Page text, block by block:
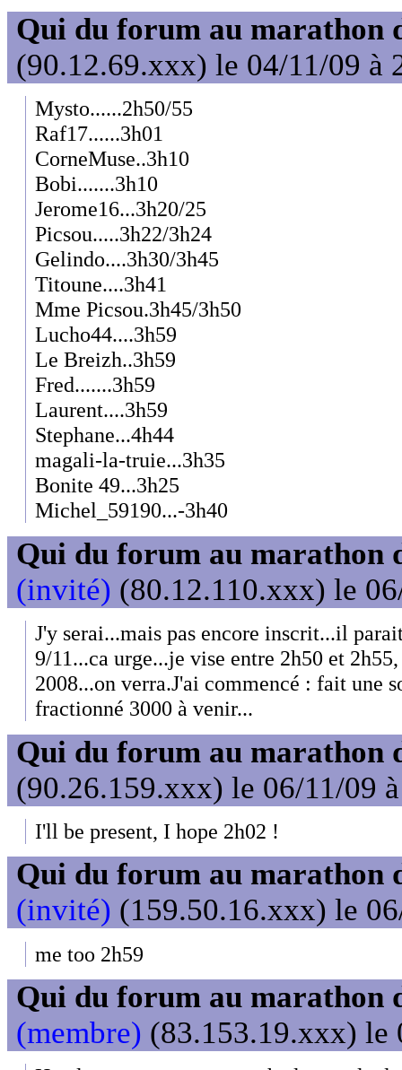
Qui du forum au marathon
(90.12.69.xxx) le 04/11/09 à
Mysto......2h50/55
Raf17......3h01
CorneMuse..3h10
Bobi.......3h10
Jerome16...3h20/25
Picsou.....3h22/3h24
Gelindo....3h30/3h45
Titoune....3h41
Mme Picsou.3h45/3h50
Lucho44....3h59
Le Breizh..3h59
Fred.......3h59
Laurent....3h59
Stephane...4h44
magali-la-truie...3h35
Bonite 49...3h25
Michel_59190...-3h40
Qui du forum au marathon
(invité) (80.12.110.xxx) le
J'y serai...mais pas encore inscrit...il
9/11...ca urge...je vise entre 2h50 et
2008...on verra.J'ai commencé : fait une
fractionné 3000 à venir...
Qui du forum au marathon
(90.26.159.xxx) le 06/11/09
I'll be present, I hope 2h02 !
Qui du forum au marathon
(invité) (159.50.16.xxx) le
me too 2h59
Qui du forum au marathon
(membre) (83.153.19.xxx) le